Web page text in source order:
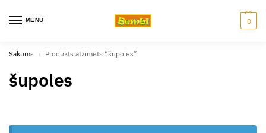
MENU 0
Sākums / Produkts atzīmēts “šupoles”
šupoles